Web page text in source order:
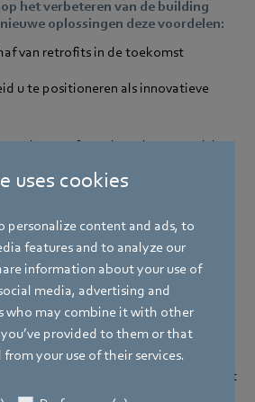
uses cookies
personalize content and ads, to
features and to analyze our
information about your use of
media, advertising and
who may combine it with other
provided to them or that
your use of their services.
het verbeteren van de building
oplossingen deze voordelen:
van retrofits in de toekomst
u te positioneren als innovatieve
met referentieprojecten gericht
bedrijfsgebouwenwat straks
voordelen. We hebben het dan
Bedrijven die nu al ervaring opdoen
en positive energy buildings
die moeilijk in te halen is.
ook de maandelijkse kosten voor het